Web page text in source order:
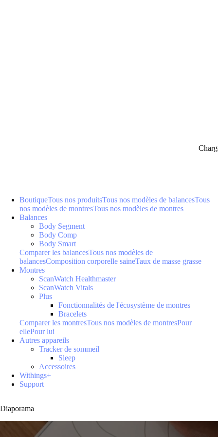
BoutiqueTous nos produitsTous nos modèles de balancesTous
nos modèles de montresTous nos modèles de montres
Balances
Body Segment
Body Comp
Body Smart
Comparer les balancesTous nos modèles de
balancesComposition corporelle saineTaux de masse grasse
Montres
ScanWatch Healthmaster
ScanWatch Vitals
Plus
Fonctionnalités de l'écosystème de montres
Bracelets
Comparer les montresTous nos modèles de montresPour
ellePour lui
Autres appareils
Tracker de sommeil
Sleep
Accessoires
Withings+
Support
Diaporama